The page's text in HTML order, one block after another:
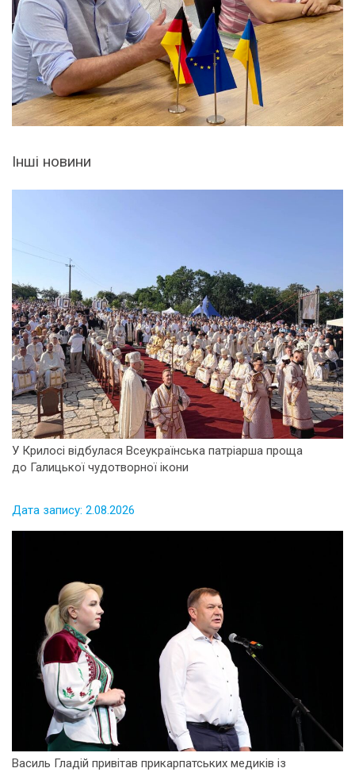
Інші новини
У Крилосі відбулася Всеукраїнська патріарша проща
до Галицької чудотворної ікони
Дата запису: 2.08.2026
Василь Гладій привітав прикарпатських медиків із